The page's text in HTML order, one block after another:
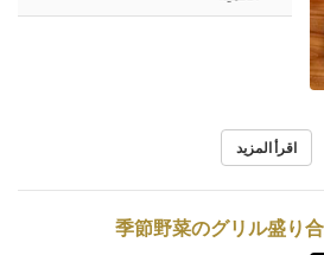
اقرأ المزيد